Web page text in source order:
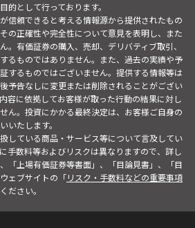
的として行っております。
信頼できると考える情報源から提供されたもの
の正確性や完全性について意見を表明し、また
。有価証券の購入、売却、デリバティブ取引、
るものではありません。また、過去の実績や予
するものではございません。提供する情報等は
予告なしに変更または削除されることがござい
容に依拠してお客様が取った行動の結果に対し
ん。投資にかかる最終決定は、お客様ご自身の
いたします。
している商品・サービス等について言及してい
手数料等およびリスクは異なりますので、詳し
「上場有価証券等書面」、「目論見書」、「目
ェブサイトの「リスク・手数料などの重要事項
ださい。